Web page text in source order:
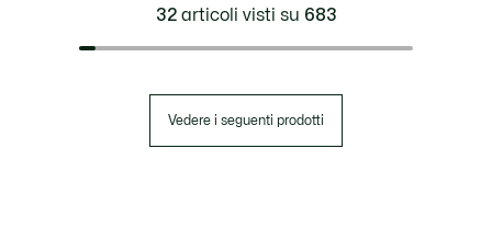
32articoli visti su 683
Vedere i seguenti prodotti